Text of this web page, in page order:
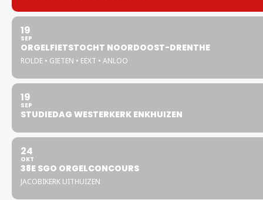
19
SEP
ORGELFIETSTOCHT NOORDOOST-DRENTHE
ROLDE • GIETEN • EEXT • ANLOO
19
SEP
STUDIEDAG WESTERKERK ENKHUIZEN
24
OKT
38E SGO ORGELCONCOURS
JACOBIKERK UITHUIZEN